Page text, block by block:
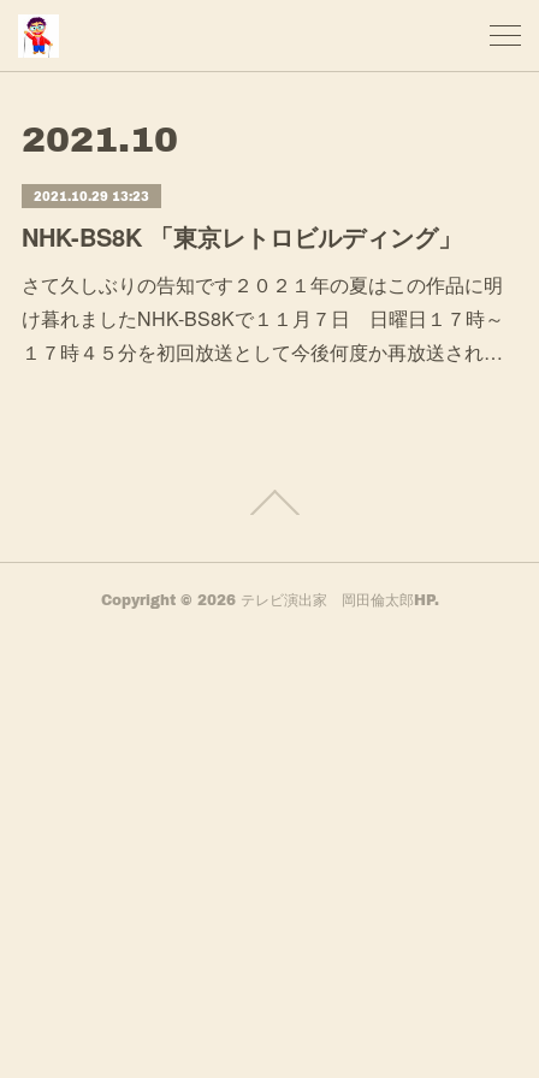
2021.10
2021.10.29 13:23
NHK-BS8K 「東京レトロビルディング」
さて久しぶりの告知です２０２１年の夏はこの作品に明
け暮れましたNHK-BS8Kで１１月７日 日曜日１７時～
１７時４５分を初回放送として今後何度か再放送され…
Copyright © 2026 テレビ演出家 岡田倫太郎HP.